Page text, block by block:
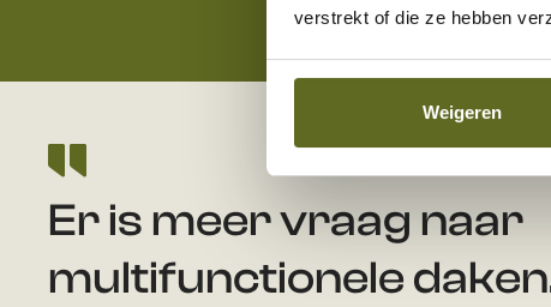
verstrekt of die ze hebben
Weigeren
Er is meer vraag naar
multifunctionele